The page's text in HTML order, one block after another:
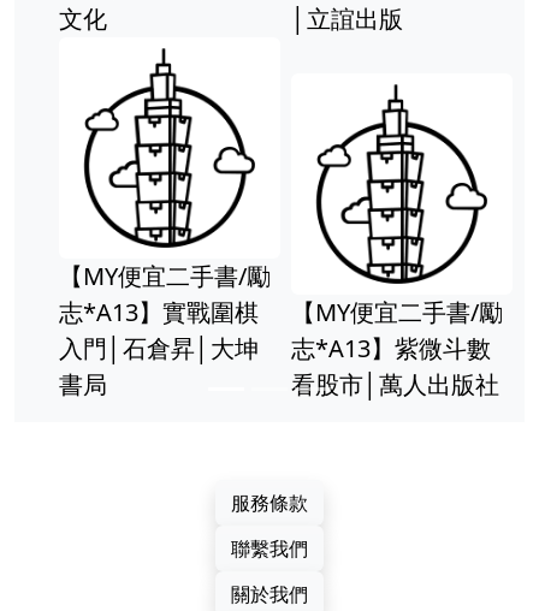
文化
│立誼出版
【MY便宜二手書/勵
志*A13】實戰圍棋
入門│石倉昇│大坤
書局
【MY便宜二手書/勵
志*A13】紫微斗數
看股市│萬人出版社